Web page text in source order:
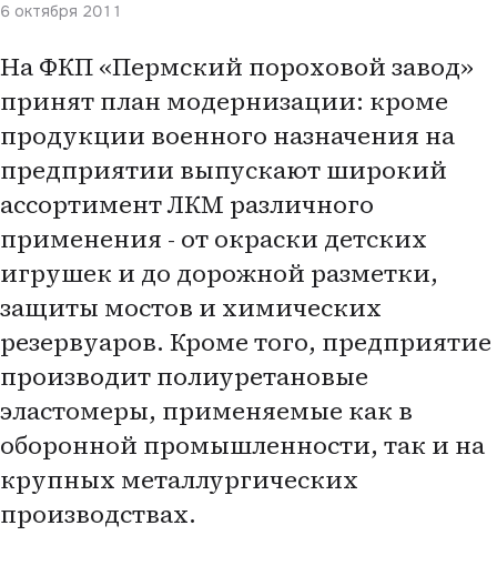
6 октября 2011
На ФКП «Пермский пороховой завод»
принят план модернизации: кроме
продукции военного назначения на
предприятии выпускают широкий
ассортимент ЛКМ различного
применения - от окраски детских
игрушек и до дорожной разметки,
защиты мостов и химических
резервуаров. Кроме того, предприятие
производит полиуретановые
эластомеры, применяемые как в
оборонной промышленности, так и на
крупных металлургических
производствах.